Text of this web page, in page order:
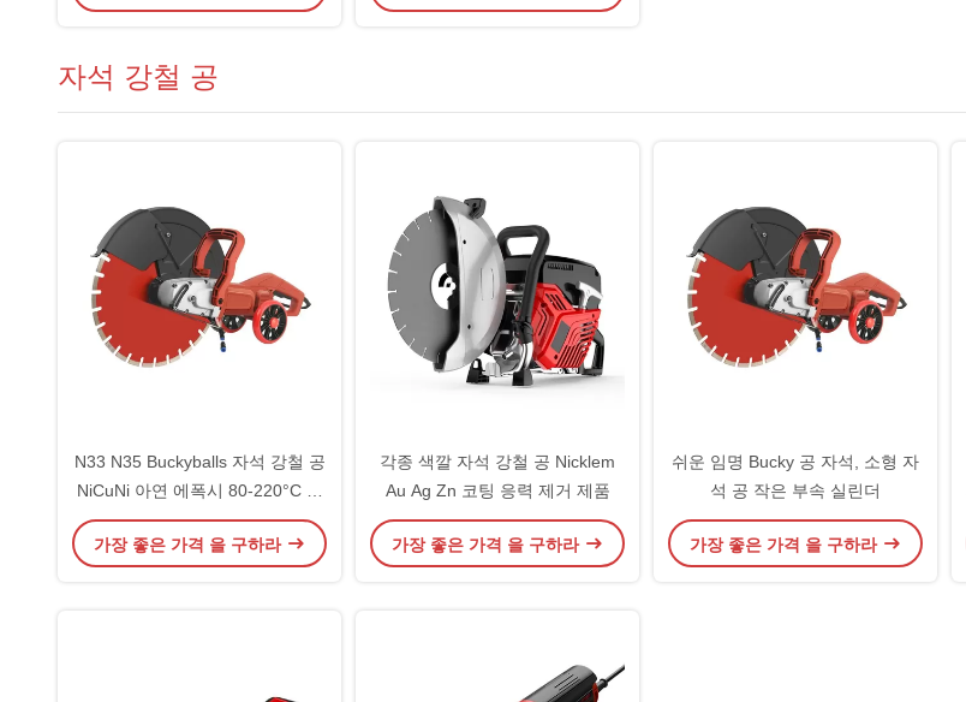
자석 강철 공
N33 N35 Buckyballs 자석 강철 공
NiCuNi 아연 에폭시 80-220°C 안
정
가장 좋은 가격 을 구하라
각종 색깔 자석 강철 공 Nicklem
Au Ag Zn 코팅 응력 제거 제품
가장 좋은 가격 을 구하라
쉬운 임명 Bucky 공 자석, 소형 자
석 공 작은 부속 실린더
가장 좋은 가격 을 구하라